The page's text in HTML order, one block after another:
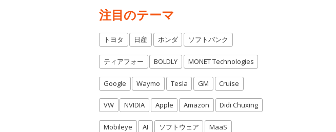
注目のテーマ
トヨタ 日産 ホンダ ソフトバンク
ティアフォー BOLDLY MONET Technologies
Google Waymo Tesla GM Cruise
VW NVIDIA Apple Amazon Didi Chuxing
Mobileye AI ソフトウェア MaaS